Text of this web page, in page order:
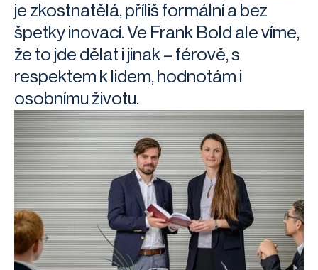
je zkostnatělá, příliš formální a bez
špetky inovací. Ve Frank Bold ale víme,
že to jde dělat i jinak – férově, s
respektem k lidem, hodnotám i
osobnímu životu.